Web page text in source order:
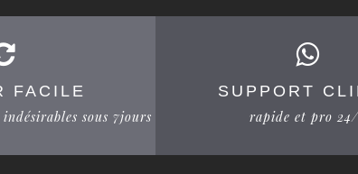
FACILE
sous 7jours
SUPPORT
rapide et pro